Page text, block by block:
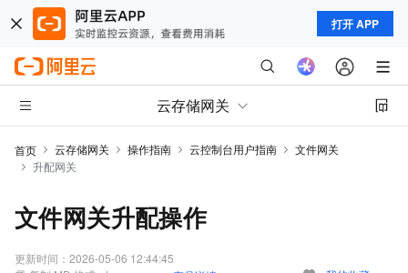
打开 APP
云存储网关
首页 云存储网关 操作指南 云控制台用户指南
文件网关
升配网关
文件网关升配操作
更新时间： 2026-05-06 12:44:45